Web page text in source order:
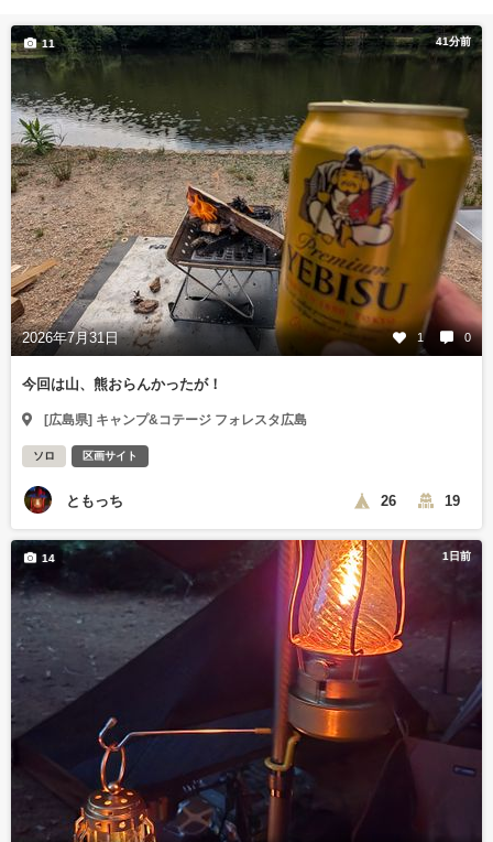
41分前
2026年7月31日 1 0
11
今回は山、熊おらんかったが！
[広島県] キャンプ&コテージ フォレスタ広島
ソロ 区画サイト
ともっち 26 19
1日前
14